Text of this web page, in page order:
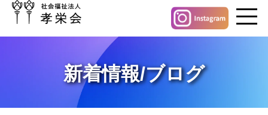
新着情報/ブログ